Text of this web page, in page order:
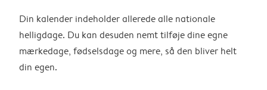
Din kalender indeholder allerede alle nationale
helligdage. Du kan desuden nemt tilføje dine egne
mærkedage, fødselsdage og mere, så den bliver helt
din egen.